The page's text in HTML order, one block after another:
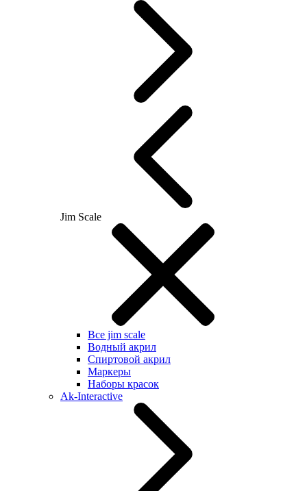
Jim Scale
Все jim scale
Водный акрил
Спиртовой акрил
Маркеры
Наборы красок
Ak-Interactive